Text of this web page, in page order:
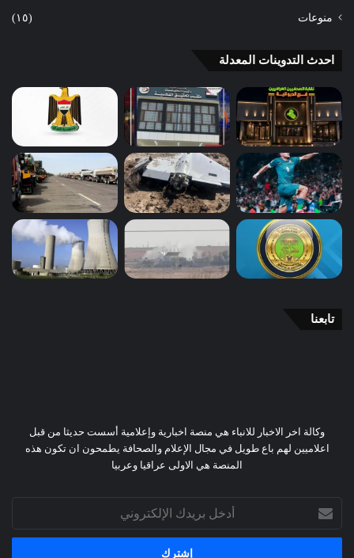
منوعات (١٥)
احدث التدوينات المعدلة
تابعنا
وكالة اخر الاخبار للانباء هي منصة اخبارية وإعلامية أسست حديثا من قبل
اعلاميين لهم باع طويل في مجال الإعلام والصحافة يطمحون ان تكون هذه
المنصة هي الاولى عراقيا وعربيا
أدخل
بريدك
الإلكتروني